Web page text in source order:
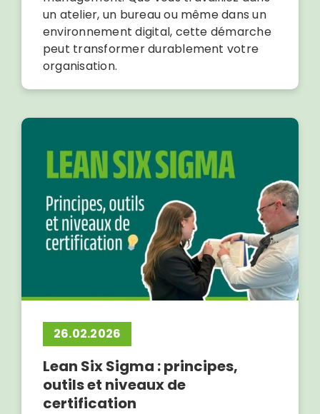
un atelier, un bureau ou même dans un
environnement digital, cette démarche
peut transformer durablement votre
organisation.
26.02.2026
Lean Six Sigma : principes,
outils et niveaux de
certification